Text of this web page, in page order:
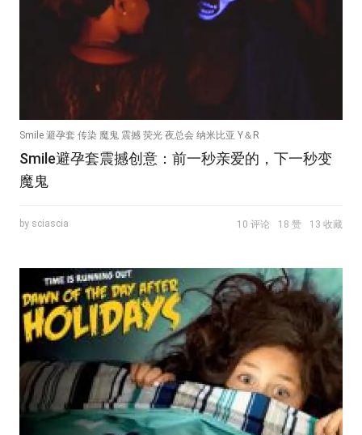
Smile 避孕套 传染 魔鬼 震撼 荧光 夜总会 纳米比亚 Y＆R
Smile避孕套震撼创意：前一秒亲爱的，下一秒变
魔鬼
by sciascia 10 评论 18 赞 13 收藏